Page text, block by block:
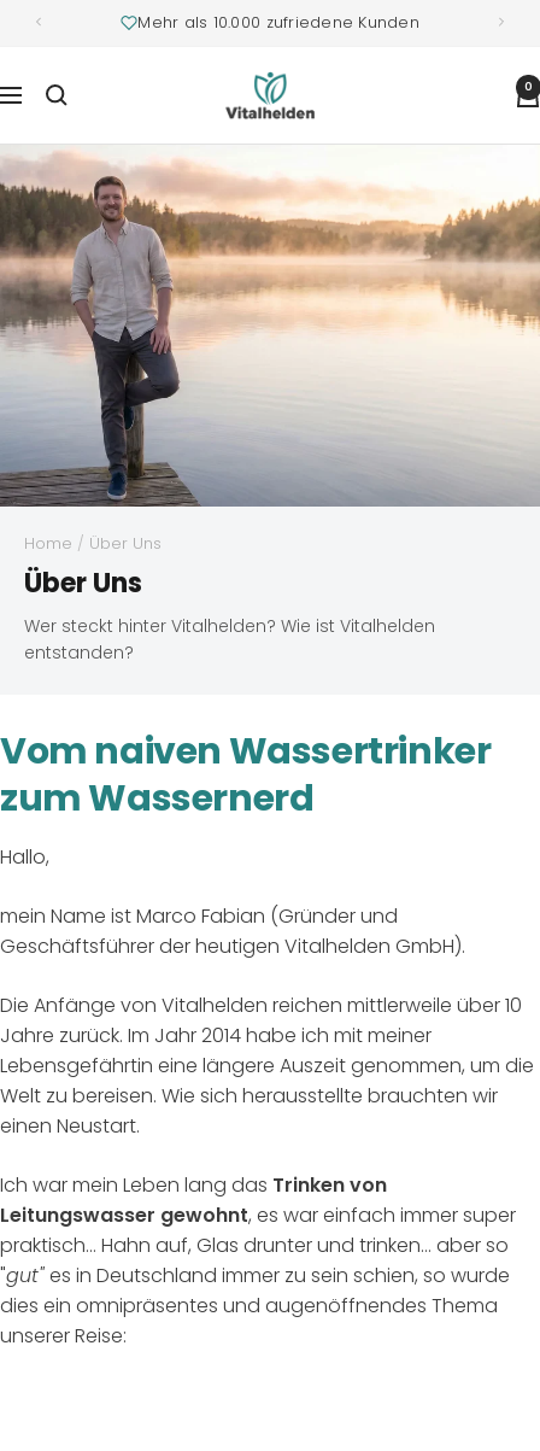
Mehr als 10.000 zufriedene Kunden
Navigation
Vitalhelden.de 0
Home / Über Uns
Über Uns
Wer steckt hinter Vitalhelden? Wie ist Vitalhelden
entstanden?
Vom naiven Wassertrinker
zum Wassernerd
Hallo,
mein Name ist Marco Fabian (Gründer und
Geschäftsführer der heutigen Vitalhelden GmbH).
Die Anfänge von Vitalhelden reichen mittlerweile über 10
Jahre zurück. Im Jahr 2014 habe ich mit meiner
Lebensgefährtin eine längere Auszeit genommen, um die
Welt zu bereisen. Wie sich herausstellte brauchten wir
einen Neustart.
Ich war mein Leben lang das Trinken von
Leitungswasser gewohnt, es war einfach immer super
praktisch… Hahn auf, Glas drunter und trinken… aber so
"gut"es in Deutschland immer zu sein schien, so wurde
dies ein omnipräsentes und augenöffnendes Thema
unserer Reise: